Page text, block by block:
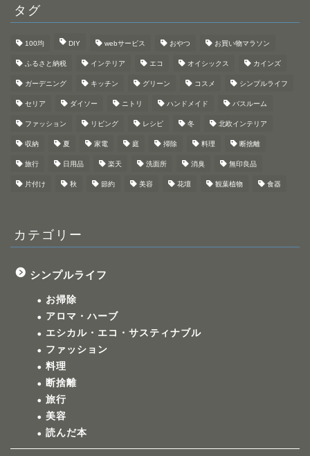
ブ
タグ
100均 DIY webサービス おやつ お買い物マラソン
ふるさと納税 インテリア エコ オイシックス カインズ
ガーデニング キッチン グリーン コスメ シンプルライフ
セリア ダイソー ニトリ ハンドメイド バスルーム
ファッション リビング レシピ 冬 北欧インテリア
収納 夏 家電 庭 掃除 料理 断捨離
旅行 日用品 楽天 洗面所 消臭 無印良品
片付け 秋 節約 美容 花壇 観葉植物 食器
カテゴリー
シンプルライフ
お掃除
アロマ・ハーブ
エシカル・エコ・サスティナブル
ファッション
料理
断捨離
旅行
美容
読んだ本